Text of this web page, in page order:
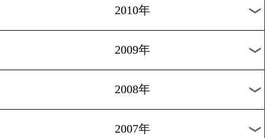
2019年
2018年
2017年